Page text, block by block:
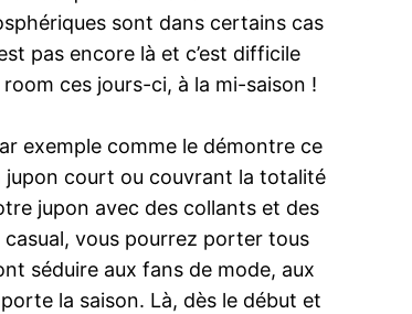
sont dans certains cas
pas encore là et c’est difficile
ces jours-ci, à la mi-saison !
exemple comme le démontre ce
jupon court ou couvrant la totalité
jupon avec des collants et des
vous pourrez porter tous
séduire aux fans de mode, aux
la saison. Là, dès le début et